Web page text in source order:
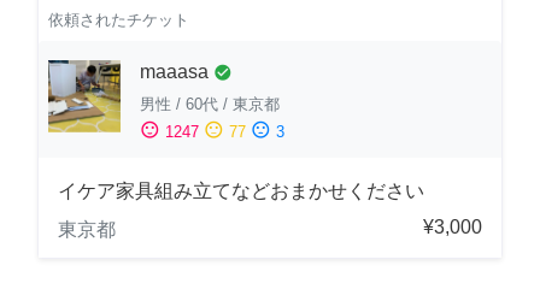
依頼されたチケット
maaasa check_circle
男性 / 60代 / 東京都
sentiment_satisfied 1247 sentiment_neutral 77 sentiment_dissatisfied 3
イケア家具組み立てなどおまかせください
東京都
¥3,000